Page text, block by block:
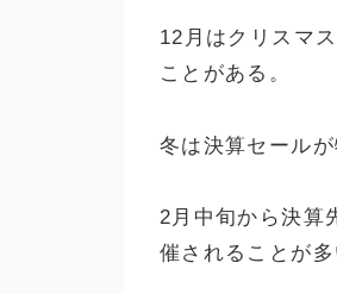
12月はクリスマ
ことがある。
冬は決算セールが
2月中旬から決算
催されることが多